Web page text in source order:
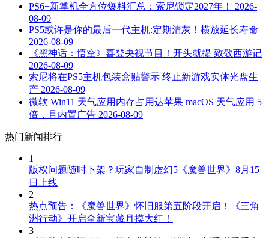
PS6+新掌机全方位爆料汇总：索尼锁定2027年！
2026-
08-09
PS5或许是你的最后一代主机:定期清灰！横放延长寿命
2026-08-09
《黑神话：悟空》喜登央视节目！开头就提 致敬西游记
2026-08-09
索尼将在PS5主机包装盒贴警示 终止新游戏实体光盘生
产 2026-08-09
微软 Win11 天气应用内存占用达苹果 macOS 天气应用 5
倍，且内置广告 2026-08-09
热门新闻排行
1
版权问题随时下架？玩家自制虚幻5《魔兽世界》8月15
日上线
2
热点预告：《魔兽世界》怀旧服第五阶段开启！《三角
洲行动》开启全新宝藏月摸大红！
3